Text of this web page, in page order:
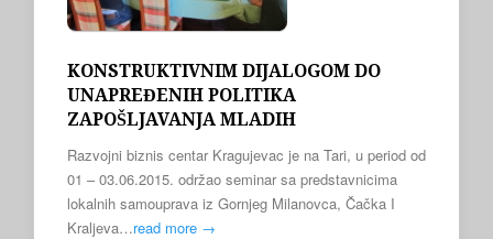
KONSTRUKTIVNIM DIJALOGOM DO
UNAPREĐENIH POLITIKA
ZAPOŠLJAVANJA MLADIH
Razvojni biznis centar Kragujevac je na Tari, u period od
01 – 03.06.2015. održao seminar sa predstavnicima
lokalnih samouprava iz Gornjeg Milanovca, Čačka I
Kraljeva…read more →